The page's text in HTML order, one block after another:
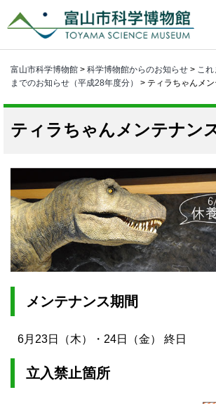
富山市科学博物館 > 科学博物館からのお知らせ > こ
までのお知らせ（平成28年度分）
> ティラちゃんメ
ティラちゃんメンテナン
メンテナンス期間
6月23日（木）・24日（金） 終日
立入禁止箇所